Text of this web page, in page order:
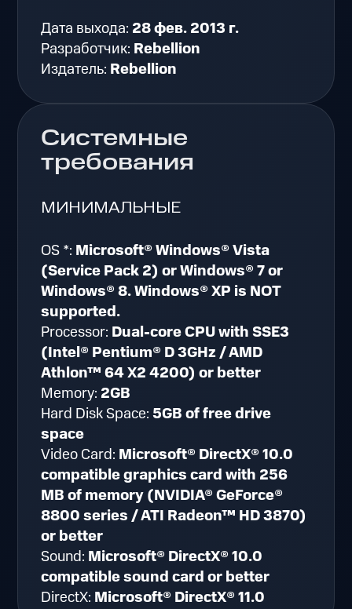
Дата выхода: 28 фев. 2013 г.
Разработчик: Rebellion
Издатель: Rebellion
Системные
требования
МИНИМАЛЬНЫЕ
OS *: Microsoft® Windows® Vista
(Service Pack 2) or Windows® 7 or
Windows® 8. Windows® XP is NOT
supported.
Processor: Dual-core CPU with SSE3
(Intel® Pentium® D 3GHz / AMD
Athlon™ 64 X2 4200) or better
Memory: 2GB
Hard Disk Space:5GB of free drive
space
Video Card: Microsoft® DirectX® 10.0
compatible graphics card with 256
MB of memory (NVIDIA® GeForce®
8800 series / ATI Radeon™ HD 3870)
or better
Sound: Microsoft® DirectX® 10.0
compatible sound card or better
DirectX: Microsoft® DirectX® 11.0